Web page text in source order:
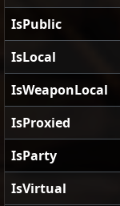
IsPublic
IsLocal
IsWeaponLocal
IsProxied
IsParty
IsVirtual